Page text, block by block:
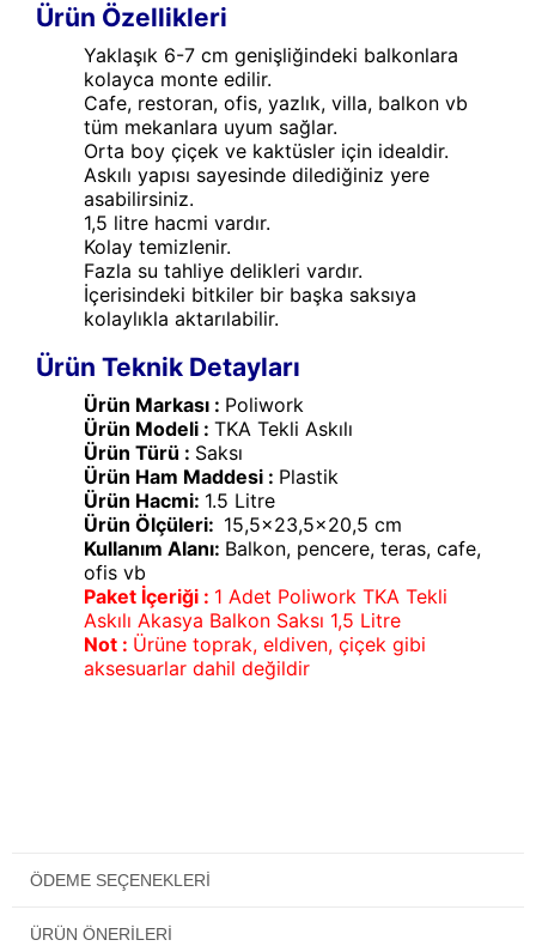
Ürün Özellikleri
Yaklaşık 6-7 cm genişliğindeki balkonlara
kolayca monte edilir.
Cafe, restoran, ofis, yazlık, villa, balkon vb
tüm mekanlara uyum sağlar.
Orta boy çiçek ve kaktüsler için idealdir.
Askılı yapısı sayesinde dilediğiniz yere
asabilirsiniz.
1,5 litre hacmi vardır.
Kolay temizlenir.
Fazla su tahliye delikleri vardır.
İçerisindeki bitkiler bir başka saksıya
kolaylıkla aktarılabilir.
Ürün Teknik Detayları
Ürün Markası : Poliwork
Ürün Modeli : TKA Tekli Askılı
Ürün Türü : Saksı
Ürün Ham Maddesi : Plastik
Ürün Hacmi: 1.5 Litre
Ürün Ölçüleri: 15,5x23,5x20,5 cm
Kullanım Alanı: Balkon, pencere, teras, cafe,
ofis vb
Paket İçeriği : 1 Adet Poliwork TKA Tekli
Askılı Akasya Balkon Saksı 1,5 Litre
Not : Ürüne toprak, eldiven, çiçek gibi
aksesuarlar dahil değildir
ÖDEME SEÇENEKLERI
ÜRÜN ÖNERILERI